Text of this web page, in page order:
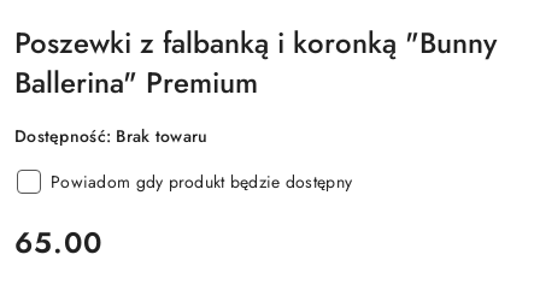
Poszewki z falbanką i koronką "Bunny
Ballerina" Premium
Dostępność: Brak towaru
Powiadom gdy produkt będzie dostępny
cena:
65.00